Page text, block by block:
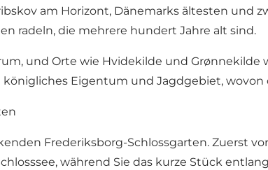
am Horizont, Dänemarks ältesten
radeln, die mehrere hundert Jahre alt sind.
und Orte wie Hvidekilde und
Eigentum und Jagdgebiet, wovon
Frederiksborg-Schlossgarten. Zuerst
während Sie das kurze Stück